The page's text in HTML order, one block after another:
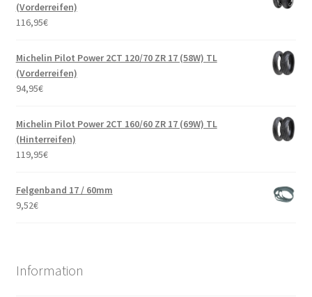
(Vorderreifen)
116,95€
Michelin Pilot Power 2CT 120/70 ZR 17 (58W) TL
(Vorderreifen)
94,95€
Michelin Pilot Power 2CT 160/60 ZR 17 (69W) TL
(Hinterreifen)
119,95€
Felgenband 17 / 60mm
9,52€
Information